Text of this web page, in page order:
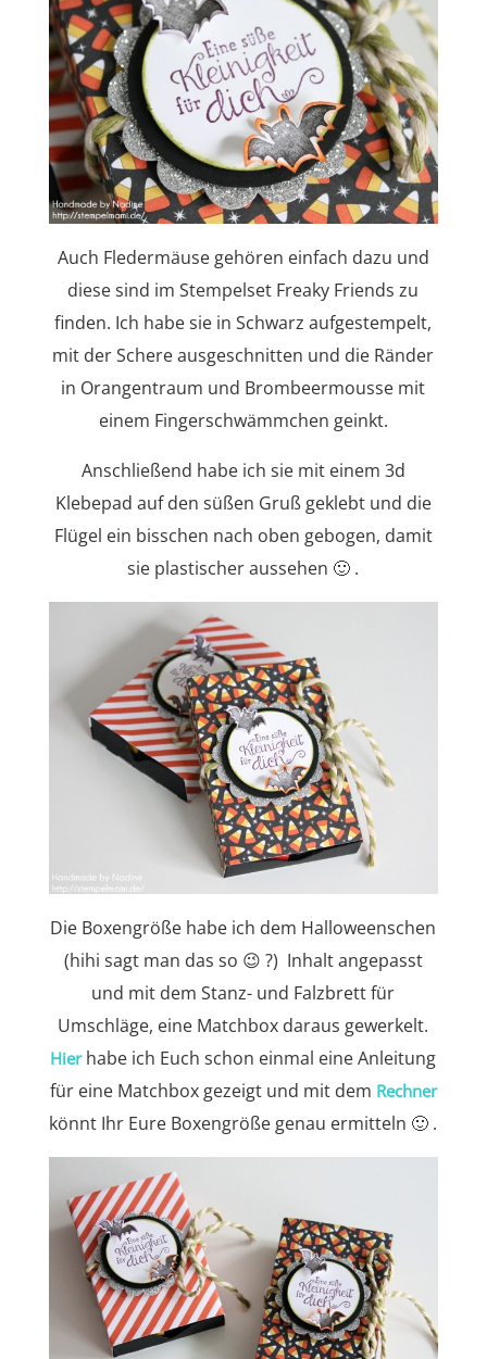
Auch Fledermäuse gehören einfach dazu und
diese sind im Stempelset Freaky Friends zu
finden. Ich habe sie in Schwarz aufgestempelt,
mit der Schere ausgeschnitten und die Ränder
in Orangentraum und Brombeermousse mit
einem Fingerschwämmchen geinkt.
Anschließend habe ich sie mit einem 3d
Klebepad auf den süßen Gruß geklebt und die
Flügel ein bisschen nach oben gebogen, damit
sie plastischer aussehen 🙂 .
Die Boxengröße habe ich dem Halloweenschen
(hihi sagt man das so 😉 ?) Inhalt angepasst
und mit dem Stanz- und Falzbrett für
Umschläge, eine Matchbox daraus gewerkelt.
Hierhabe ich Euch schon einmal eine Anleitung
für eine Matchbox gezeigt und mit dem Rechner
könnt Ihr Eure Boxengröße genau ermitteln 🙂 .